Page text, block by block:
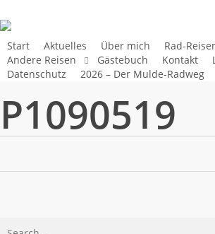
to
main
content
Start Aktuelles Über mich
Rad-
Andere Reisen
Gästebuch Kontakt
Datenschutz
2026 – Der Mulde-Radweg
P1090519